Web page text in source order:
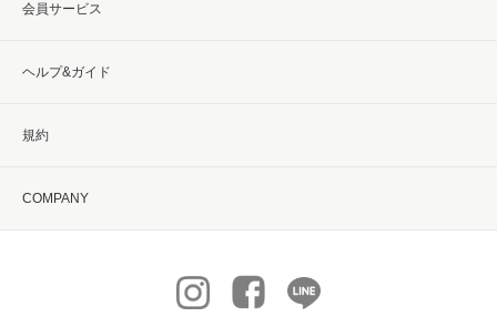
会員サービス
ヘルプ&ガイド
規約
COMPANY